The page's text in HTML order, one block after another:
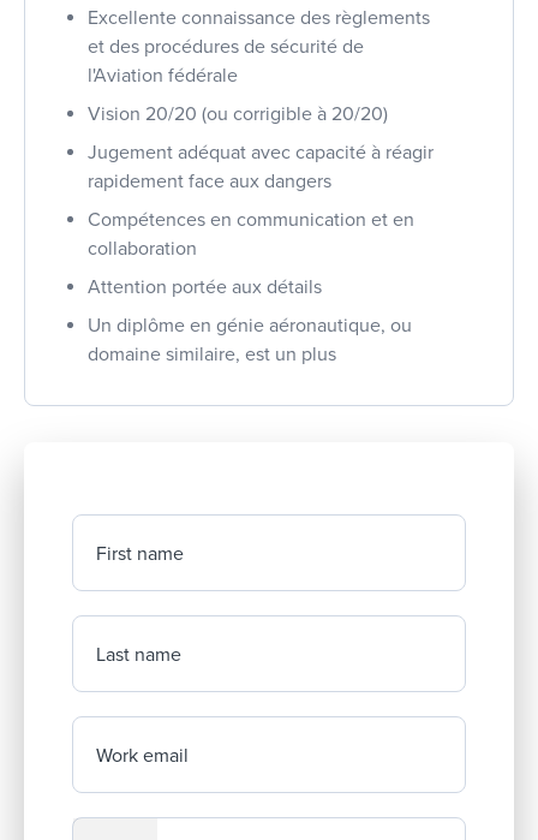
Excellente connaissance des règlements
et des procédures de sécurité de
l'Aviation fédérale
Vision 20/20 (ou corrigible à 20/20)
Jugement adéquat avec capacité à réagir
rapidement face aux dangers
Compétences en communication et en
collaboration
Attention portée aux détails
Un diplôme en génie aéronautique, ou
domaine similaire, est un plus
First name
Last name
Work email